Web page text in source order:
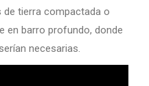
tierra compactada o
en barro profundo, donde
necesarias.